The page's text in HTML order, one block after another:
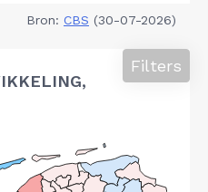
Bron: CBS (30-07-2026)
Filters